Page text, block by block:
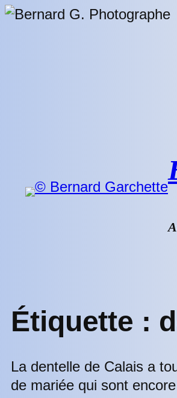
Aller
Étiquette :
La dentelle de Calais a
de mariée qui sont